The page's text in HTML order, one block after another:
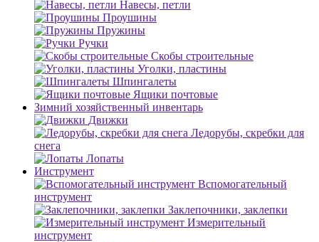
Навесы, петли
Проушины
Пружины
Ручки
Скобы строительные
Уголки, пластины
Шпингалеты
Ящики почтовые
Зимний хозяйственный инвентарь
Движки
Ледорубы, скребки для
снега
Лопаты
Инструмент
Вспомогательный
инструмент
Заклепочники, заклепки
Измерительный
инструмент